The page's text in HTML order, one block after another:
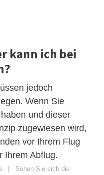
kann ich bei
jedoch
Wenn Sie
und dieser
zugewiesen wird,
vor Ihrem Flug
Ihrem Abflug.
Sehen Sie sich die